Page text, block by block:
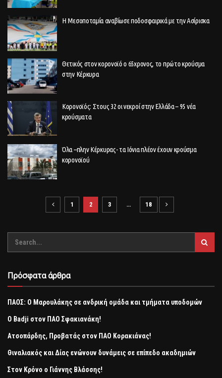
Η Μεσοποταμία αναβίωσε ποδοσφαιρικά με την Ασίρισκα
Θετικός στον κορονοϊό ο 65χρονος, το πρώτο κρούσμα
στην Κέρκυρα
Κορονοϊός: Στους 32 οι νεκροί στην Ελλάδα – 95 νέα
κρούσματα
Όλα –πλην Κέρκυρας- τα Ιόνια πλέον έχουν κρούσμα
κορονοϊού
1 2 3 … 18
Πρόσφατα άρθρα
ΠΑΟΣ: Ο Μαρουλάκης σε ανδρική ομάδα και τμήματα υποδομών
Ο Badji στον ΠΑΟ Σφακιανάκη!
Ατσοπάρδης, Προβατάς στον ΠΑΟ Κορακιάνας!
Θιναλιακός και Δίας ενώνουν δυνάμεις σε επίπεδο ακαδημιών
Στον Κρόνο ο Γιάννης Βλάσσης!